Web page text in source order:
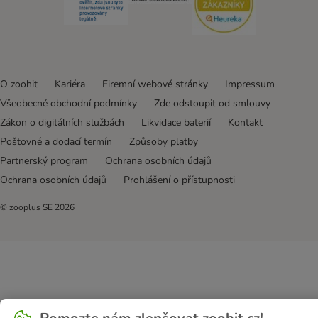
O zoohit Kariéra Firemní webové stránky
Impressum
Všeobecné obchodní podmínky
Zde odstoupit od smlouvy
Zákon o digitálních službách
Likvidace baterií
Kontakt
Poštovné a dodací termín
Způsoby platby
Partnerský program
Ochrana osobních údajů
Ochrana osobních údajů
Prohlášení o přístupnosti
© zooplus SE 2026